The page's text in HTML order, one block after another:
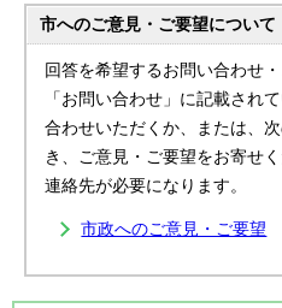
市へのご意見・ご要望について
回答を希望するお問い合わせ
「お問い合わせ」に記載され
合わせいただくか、または、
き、ご意見・ご要望をお寄せ
連絡先が必要になります。
市政へのご意見・ご要望